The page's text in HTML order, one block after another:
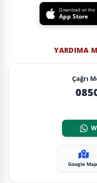
Download on the
App Store
YARDIMA
Çağrı
Google